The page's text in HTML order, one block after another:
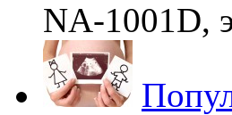
NA-1001D,